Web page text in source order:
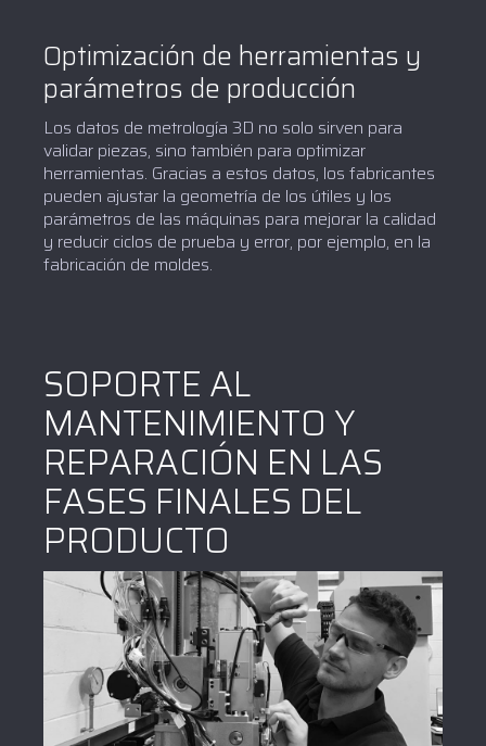
Optimización de herramientas y
parámetros de producción
Los datos de metrología 3D no solo sirven para
validar piezas, sino también para optimizar
herramientas. Gracias a estos datos, los fabricantes
pueden ajustar la geometría de los útiles y los
parámetros de las máquinas para mejorar la calidad
y reducir ciclos de prueba y error, por ejemplo, en la
fabricación de moldes.
SOPORTE AL
MANTENIMIENTO Y
REPARACIÓN EN LAS
FASES FINALES DEL
PRODUCTO